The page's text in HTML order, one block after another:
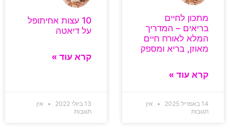
מתכון לחיים
בריאים – המדריך
המלא לאורח חיים
מאוזן, בריא ומספק
קרא עוד »
14 באפריל 2025
אין
תגובות
10 עצות אחיתופל
על דיאטה
קרא עוד »
13 ביולי 2022
אין
תגובות